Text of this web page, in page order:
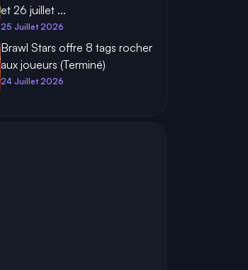
et 26 juillet ...
25 Juillet 2026
Brawl Stars offre 8 tags rocher
aux joueurs (Terminé)
24 Juillet 2026